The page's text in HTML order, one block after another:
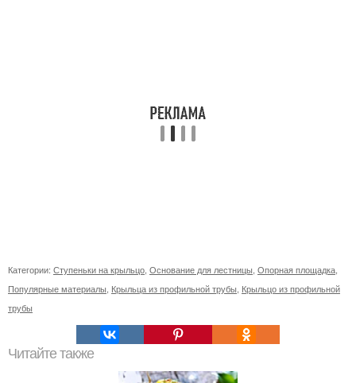
Категории: Ступеньки на крыльцо Основание для лестницы Опорная площадка
Популярные материалы Крыльца из профильной трубы Крыльцо из профильной
трубы
Читайте также